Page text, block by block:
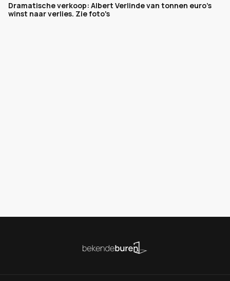
Dramatische verkoop: Albert Verlinde van tonnen euro's
winst naar verlies. Zie foto's